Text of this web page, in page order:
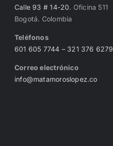
Calle 93 # 14-20. Oficina 511
Bogotá. Colombia
Teléfonos
601 605 7744 – 321 376 6279
Correo electrónico
info@matamoroslopez.co